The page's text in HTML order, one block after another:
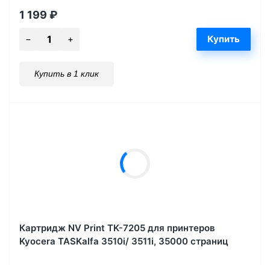
1 199 ₽
Купить в 1 клик
Картридж NV Print TK-7205 для принтеров
Kyocera TASKalfa 3510i/ 3511i, 35000 страниц